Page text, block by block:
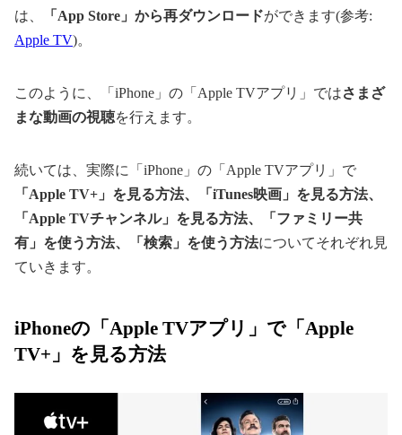
は、
「App Store」から再ダウンロードができます(参考:
Apple TV)。
このように、「iPhone」の「Apple TVアプリ」ではさまざ
まな動画の視聴を行えます。
続いては、実際に「iPhone」の「Apple TVアプリ」で
「Apple TV+」を見る方法、「iTunes映画」を見る方法、
「Apple TVチャンネル」を見る方法、「ファミリー共
有」を使う方法、「検索」を使う方法についてそれぞれ見
ていきます。
iPhoneの「Apple TVアプリ」で「Apple
TV+」を見る方法